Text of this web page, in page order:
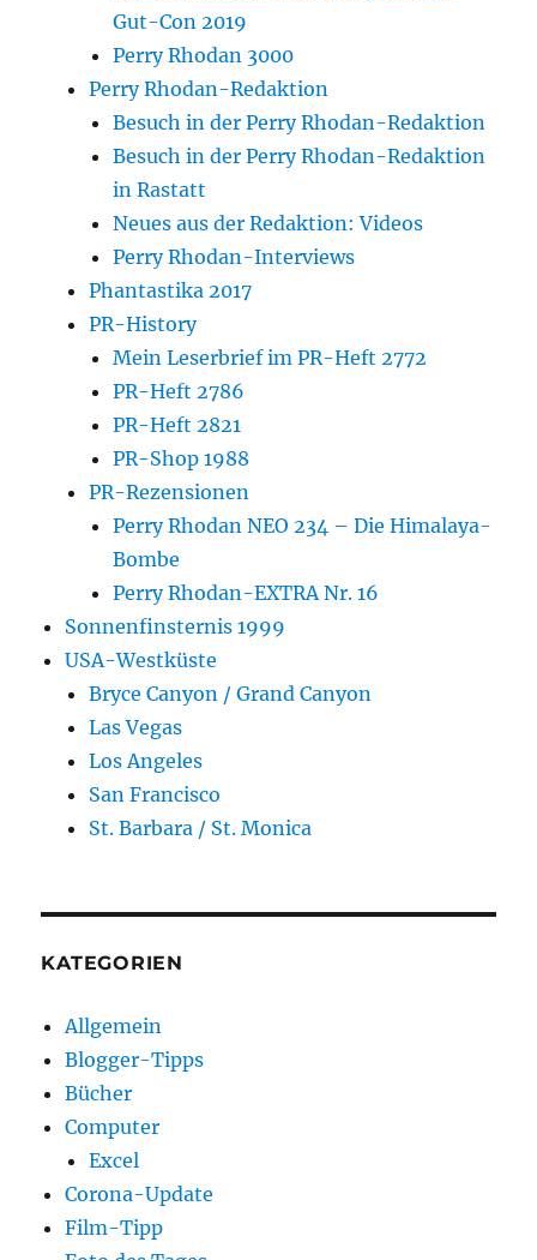
Gut-Con 2019
Perry Rhodan 3000
Perry Rhodan-Redaktion
Besuch in der Perry Rhodan-Redaktion
Besuch in der Perry Rhodan-Redaktion
in Rastatt
Neues aus der Redaktion: Videos
Perry Rhodan-Interviews
Phantastika 2017
PR-History
Mein Leserbrief im PR-Heft 2772
PR-Heft 2786
PR-Heft 2821
PR-Shop 1988
PR-Rezensionen
Perry Rhodan NEO 234 – Die Himalaya-
Bombe
Perry Rhodan-EXTRA Nr. 16
Sonnenfinsternis 1999
USA-Westküste
Bryce Canyon / Grand Canyon
Las Vegas
Los Angeles
San Francisco
St. Barbara / St. Monica
KATEGORIEN
Allgemein
Blogger-Tipps
Bücher
Computer
Excel
Corona-Update
Film-Tipp